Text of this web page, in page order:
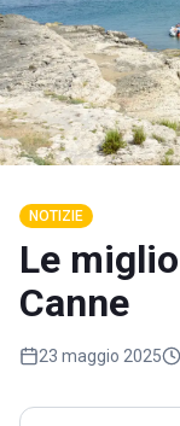
NOTIZIE
Le
Canne
23 maggio 2025